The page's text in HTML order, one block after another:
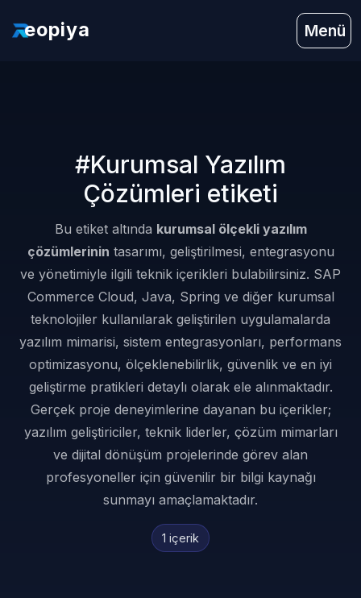
eopiya Menü
#Kurumsal Yazılım
Çözümleri etiketi
Bu etiket altında kurumsal ölçekli yazılım
çözümlerinin tasarımı, geliştirilmesi, entegrasyonu
ve yönetimiyle ilgili teknik içerikleri bulabilirsiniz. SAP
Commerce Cloud, Java, Spring ve diğer kurumsal
teknolojiler kullanılarak geliştirilen uygulamalarda
yazılım mimarisi, sistem entegrasyonları, performans
optimizasyonu, ölçeklenebilirlik, güvenlik ve en iyi
geliştirme pratikleri detaylı olarak ele alınmaktadır.
Gerçek proje deneyimlerine dayanan bu içerikler;
yazılım geliştiriciler, teknik liderler, çözüm mimarları
ve dijital dönüşüm projelerinde görev alan
profesyoneller için güvenilir bir bilgi kaynağı
sunmayı amaçlamaktadır.
1 içerik